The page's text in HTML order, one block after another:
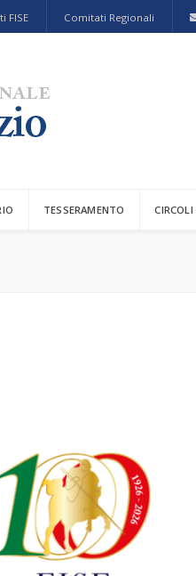
FISE Comitati Regionali
TESSERAMENTO CIRCOLI